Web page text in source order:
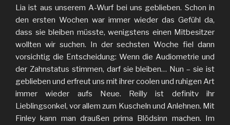
Lia ist aus unserem A-Wurf bei uns geblieben. Schon in
den ersten Wochen war immer wieder das Gefühl da,
dass sie bleiben müsste, wenigstens einen Mitbesitzer
wollten wir suchen. In der sechsten Woche fiel dann
vorsichtig die Entscheidung: Wenn die Audiometrie und
der Zahnstatus stimmen, darf sie bleiben… Nun – sie ist
geblieben und erfreut uns mit ihrer coolen und ruhigen Art
immer wieder aufs Neue. Reilly ist definitv ihr
Lieblingsonkel, vor allem zum Kuscheln und Anlehnen. Mit
Finley kann man draußen prima Blödsinn machen. Im